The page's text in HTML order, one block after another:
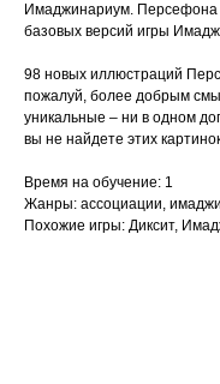
Имаджинариум. Персефона
базовых версий игры
98 новых иллюстраций
пожалуй, более добрым
уникальные – ни в одном
вы не найдете этих
Время на обучение: 1
Жанры: ассоциации,
Похожие игры: Диксит,